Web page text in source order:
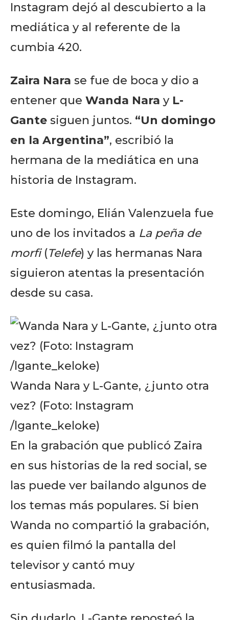
Instagram dejó al descubierto a la
mediática y al referente de la
cumbia 420.
Zaira Nara se fue de boca y dio a
entener que Wanda Nara y L-
Gante siguen juntos. “Un domingo
en la Argentina”, escribió la
hermana de la mediática en una
historia de Instagram.
Este domingo, Elián Valenzuela fue
uno de los invitados a La peña de
morfi(Telefe) y las hermanas Nara
siguieron atentas la presentación
desde su casa.
Wanda Nara y L-Gante, ¿junto otra
vez? (Foto: Instagram
/lgante_keloke)
En la grabación que publicó Zaira
en sus historias de la red social, se
las puede ver bailando algunos de
los temas más populares. Si bien
Wanda no compartió la grabación,
es quien filmó la pantalla del
televisor y cantó muy
entusiasmada.